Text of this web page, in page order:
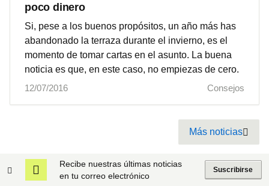
poco dinero
Si, pese a los buenos propósitos, un año más has
abandonado la terraza durante el invierno, es el
momento de tomar cartas en el asunto. La buena
noticia es que, en este caso, no empiezas de cero.
12/07/2016
Consejos
Más noticias
Recibe nuestras últimas noticias
en tu correo electrónico
Suscribirse